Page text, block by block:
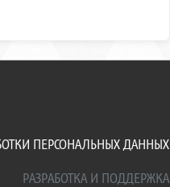
ПЕРСОНАЛЬНЫХ ДАННЫХ
РАЗРАБОТКА И ПОДДЕРЖКА